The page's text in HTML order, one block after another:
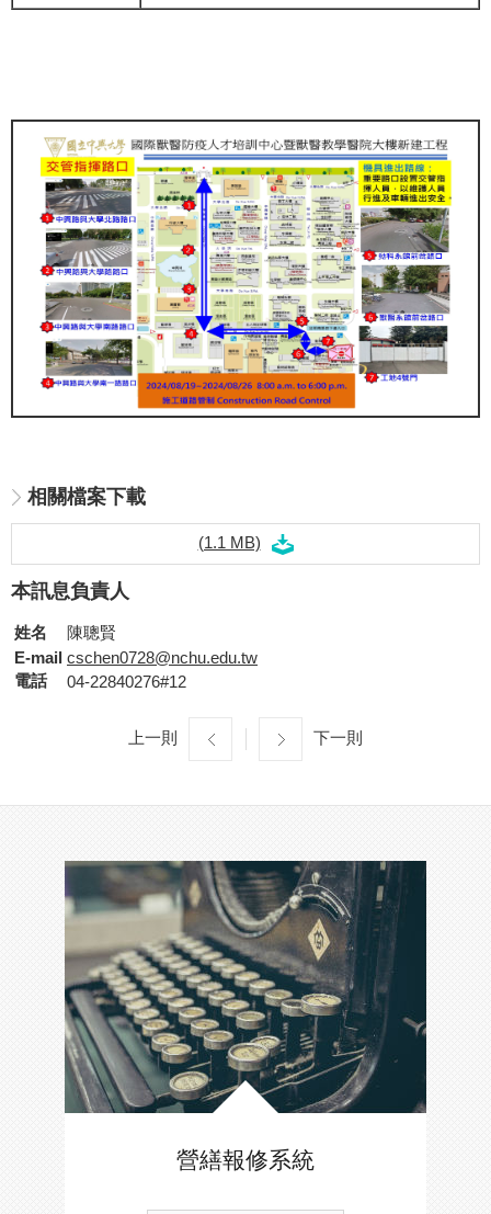
相關檔案下載
(1.1 MB)
本訊息負責人
姓名
陳聰賢
E-mail cschen0728@nchu.edu.tw
電話
04-22840276#12
上一則 下一則
營繕報修系統